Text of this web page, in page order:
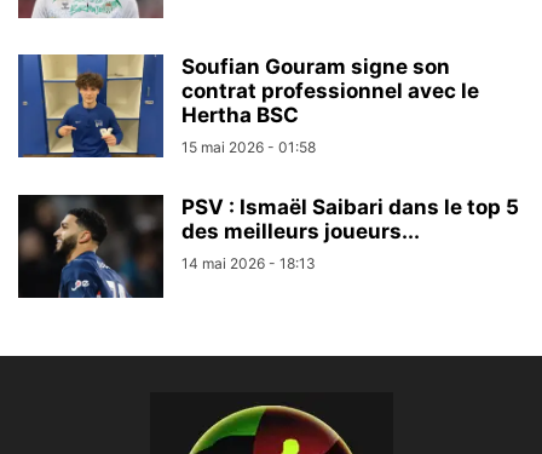
Soufian Gouram signe son
contrat professionnel avec le
Hertha BSC
15 mai 2026 - 01:58
PSV : Ismaël Saibari dans le top 5
des meilleurs joueurs...
14 mai 2026 - 18:13